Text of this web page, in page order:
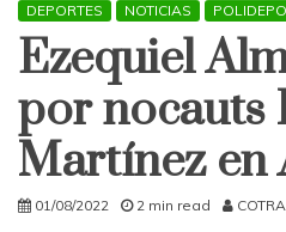
DEPORTES NOTICIAS
Ezequiel
por nocauts
Martínez en
01/08/2022 2 min read